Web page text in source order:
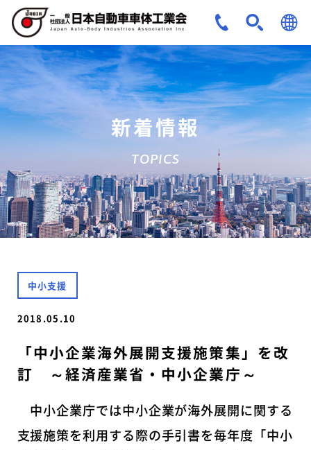
JPN
ENG
新着情報
TOPICS
中小支援
2018.05.10
「中小企業海外展開支援施策集」を改
訂 ～経済産業省・中小企業庁～
中小企業庁では中小企業が海外展開に関する
支援施策を利用する際の手引書を毎年度「中小